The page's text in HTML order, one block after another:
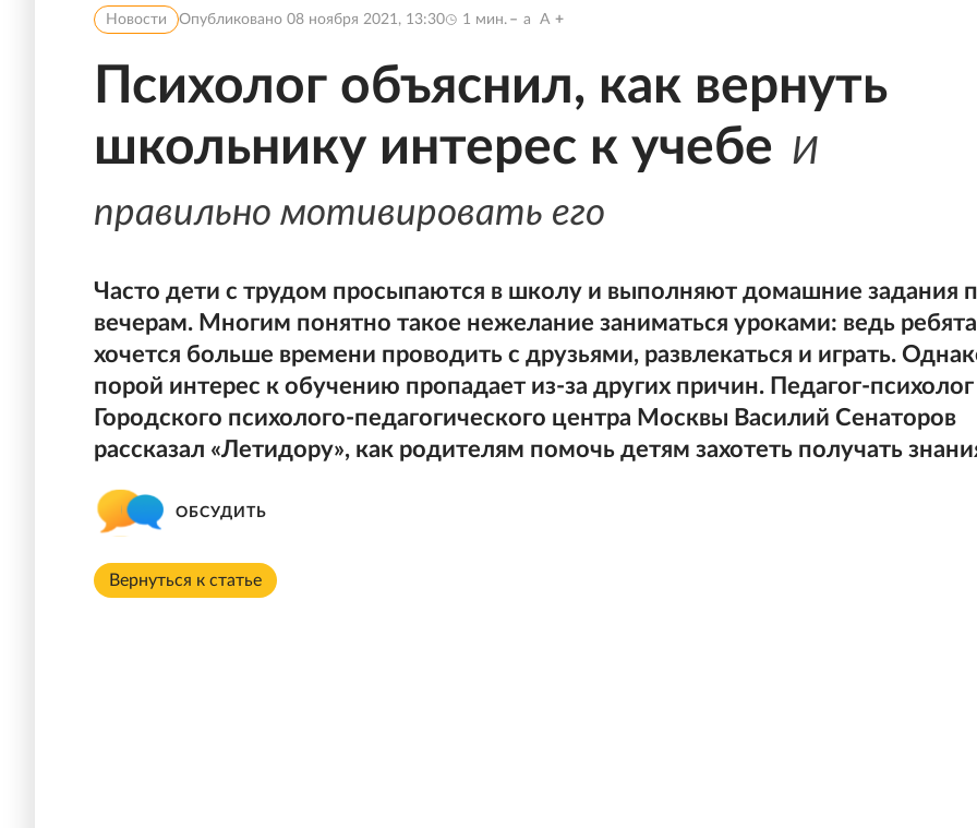
Новости Опубликовано 08 ноября 2021, 13:30 1 мин. a A
Психолог объяснил, как вернуть
школьнику интерес к учебе И
правильно мотивировать его
Часто дети с трудом просыпаются в школу и выполняют домашние задания
вечерам. Многим понятно такое нежелание заниматься уроками: ведь
хочется больше времени проводить с друзьями, развлекаться и играть.
порой интерес к обучению пропадает из-за других причин. Педагог-психолог
Городского психолого-педагогического центра Москвы Василий Сенаторов
рассказал «Летидору», как родителям помочь детям захотеть получать
ОБСУДИТЬ
Вернуться к статье